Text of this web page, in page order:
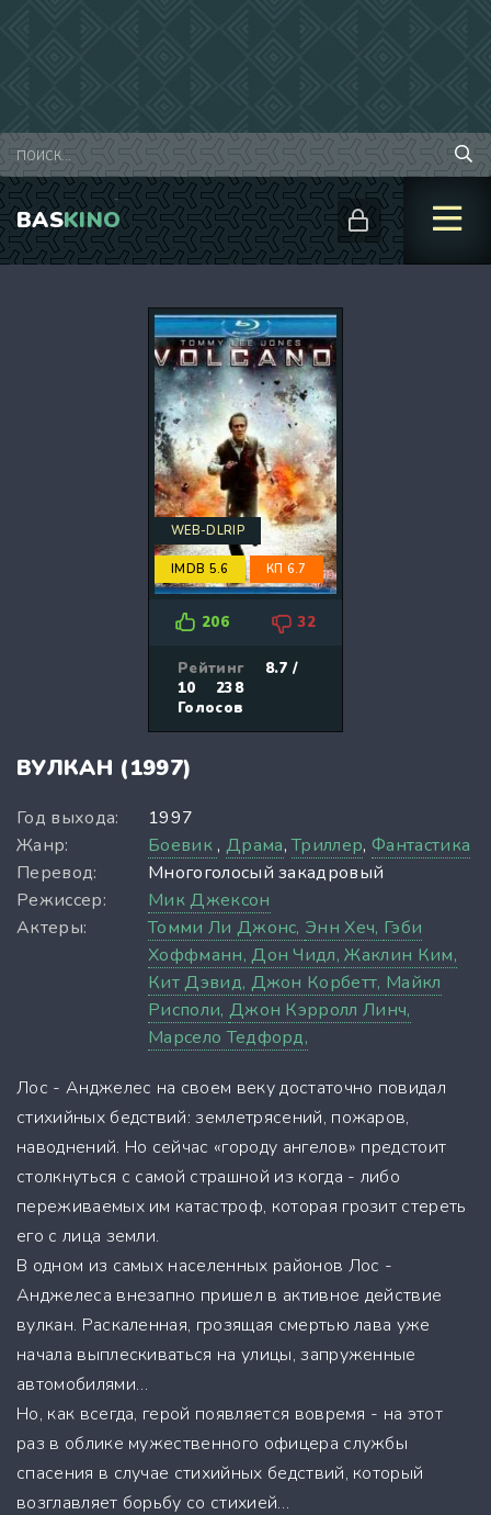
BASKINO
WEB-DLRIP
IMDB 5.6 КП 6.7
206 32
Рейтинг
8.7 /
10
238
Голосов
ВУЛКАН (1997)
Год выхода:
1997
Жанр:
Боевик, Драма,Триллер,Фантастика
Перевод:
Многоголосый закадровый
Режиссер:
Мик Джексон
Актеры:
Томми Ли Джонс, Энн Хеч, Гэби
Хоффманн,Дон Чидл,Жаклин Ким,
Кит Дэвид, Джон Корбетт, Майкл
Рисполи, Джон Кэрролл Линч,
Марсело Тедфорд,
Лос - Анджелес на своем веку достаточно повидал
стихийных бедствий: землетрясений, пожаров,
наводнений. Но сейчас «городу ангелов» предстоит
столкнуться с самой страшной из когда - либо
переживаемых им катастроф, которая грозит стереть
его с лица земли.
В одном из самых населенных районов Лос -
Анджелеса внезапно пришел в активное действие
вулкан. Раскаленная, грозящая смертью лава уже
начала выплескиваться на улицы, запруженные
автомобилями…
Но, как всегда, герой появляется вовремя - на этот
раз в облике мужественного офицера службы
спасения в случае стихийных бедствий, который
возглавляет борьбу со стихией…